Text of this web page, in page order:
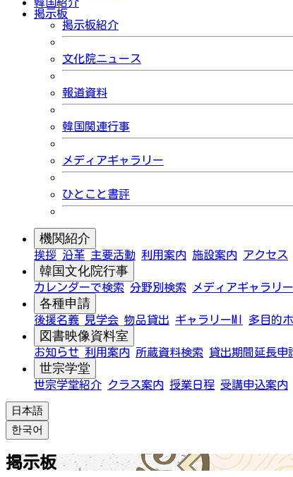
掲示板
掲示板紹介
文化院ニュース
報道資料
韓国関連行事
メディアギャラリー
ひとこと書評
機関紹介
挨拶 沿革 主要活動 利用案内 施設案内 アクセス
韓国文化院行事
カレンダーで検索 分野別検索 メディアギャラリー
各種申請
後援名義 見学会 物品貸出 ギャラリーMI 多目的
図書映像資料室
お知らせ 利用案内 所蔵資料検索 貸出期間延長申
世宗学堂
世宗学堂紹介 クラス案内 授業日程 受講申込案内
日本語
한국어
掲示板